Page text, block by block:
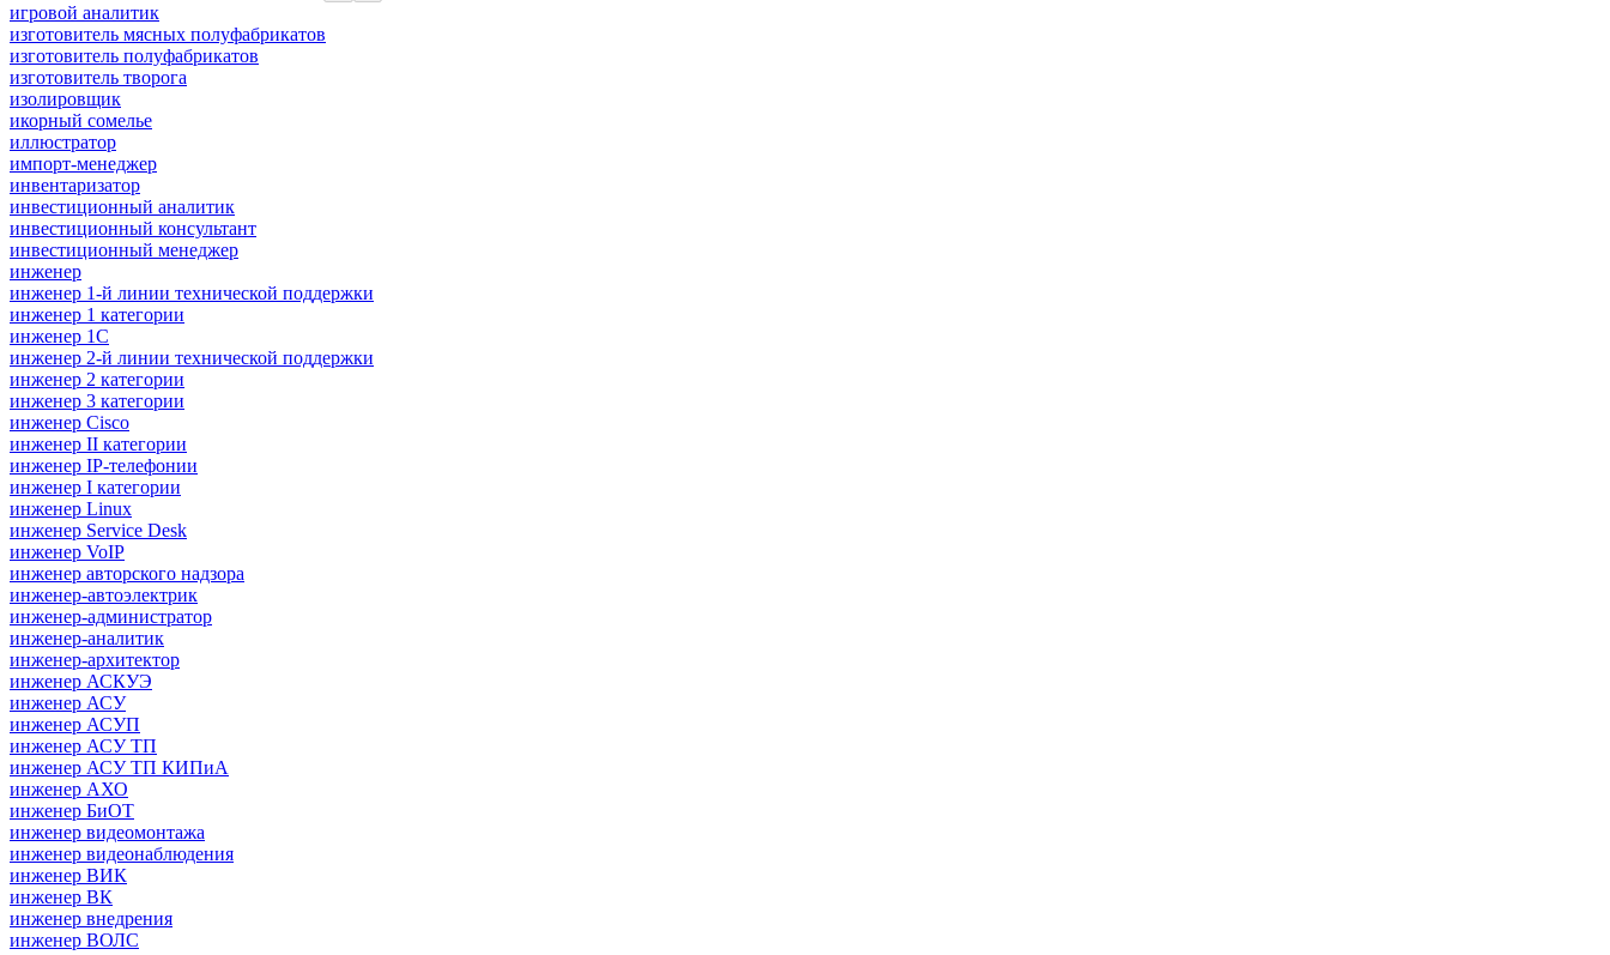
игровой аналитик
изготовитель мясных полуфабрикатов
изготовитель полуфабрикатов
изготовитель творога
изолировщик
икорный сомелье
иллюстратор
импорт-менеджер
инвентаризатор
инвестиционный аналитик
инвестиционный консультант
инвестиционный менеджер
инженер
инженер 1-й линии технической поддержки
инженер 1 категории
инженер 1С
инженер 2-й линии технической поддержки
инженер 2 категории
инженер 3 категории
инженер Cisco
инженер II категории
инженер IP-телефонии
инженер I категории
инженер Linux
инженер Service Desk
инженер VoIP
инженер авторского надзора
инженер-автоэлектрик
инженер-администратор
инженер-аналитик
инженер-архитектор
инженер АСКУЭ
инженер АСУ
инженер АСУП
инженер АСУ ТП
инженер АСУ ТП КИПиА
инженер АХО
инженер БиОТ
инженер видеомонтажа
инженер видеонаблюдения
инженер ВИК
инженер ВК
инженер внедрения
инженер ВОЛС